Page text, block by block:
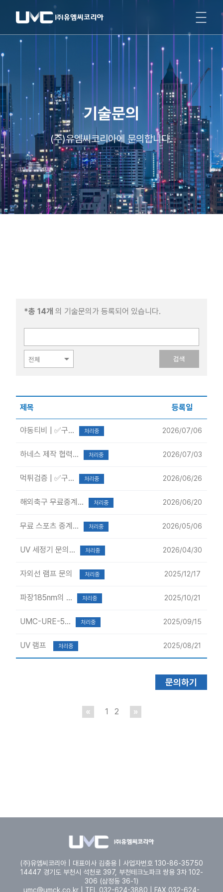
기술문의
(주)유엠씨코리아에 문의합니다.
*총 14개 의 기술문의가 등록되어 있습니다.
검색
제목 등록일
야동티비 | ✅구... 처리중 2026/07/06
하네스 제작 협력... 처리중 2026/07/03
먹튀검증 | ✅구... 처리중 2026/06/26
해외축구 무료중계... 처리중 2026/06/20
무료 스포츠 중계... 처리중 2026/05/06
UV 세정기 문의... 처리중 2026/04/30
자외선 램프 문의 처리중 2025/12/17
파장185nm의 ... 처리중 2025/10/21
UMC-URE-5... 처리중 2025/09/15
UV 램프 처리중 2025/08/21
문의하기
« 1 2 »
(주)유엠씨코리아 | 대표이사 김충용 | 사업자번호 130-86-35750
14447 경기도 부천시 석천로 397, 부천테크노파크 쌍용 3차 102-
306 (삼정동 36-1)
umc@umck.co.kr | TEL 032-624-3880 | FAX 032-624-